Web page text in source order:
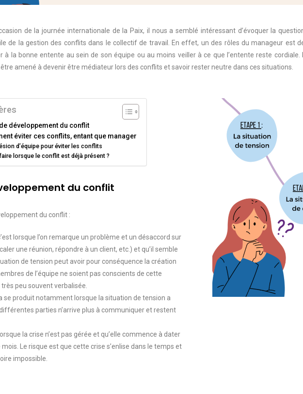
de la journée internationale de la Paix, il nous a semblé intéressant d’évoquer la
de la gestion des conflits dans le collectif de travail. En effet, un des rôles du manageur est
à la bonne entente au sein de son équipe ou au moins veiller à ce que l’entente reste cordiale.
amené à devenir être médiateur lors des conflits et savoir rester neutre dans ces situations.
développement du conflit
éviter ces conflits, entant que manager
d’équipe pour éviter les conflits
lorsque le conflit est déjà présent ?
du conflit
du conflit :
lorsque l’on remarque un problème et un désaccord sur
une réunion, répondre à un client, etc.) et qu’il semble
de tension peut avoir pour conséquence la création
de l’équipe ne soient pas conscients de cette
peu souvent verbalisée.
se produit notamment lorsque la situation de tension a
parties n’arrive plus à communiquer et restent
la crise n’est pas gérée et qu’elle commence à dater
Le risque est que cette crise s’enlise dans le temps et
impossible.